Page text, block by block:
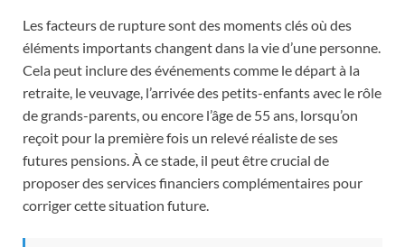
Les facteurs de rupture sont des moments clés où des
éléments importants changent dans la vie d’une personne.
Cela peut inclure des événements comme le départ à la
retraite, le veuvage, l’arrivée des petits-enfants avec le rôle
de grands-parents, ou encore l’âge de 55 ans, lorsqu’on
reçoit pour la première fois un relevé réaliste de ses
futures pensions. À ce stade, il peut être crucial de
proposer des services financiers complémentaires pour
corriger cette situation future.